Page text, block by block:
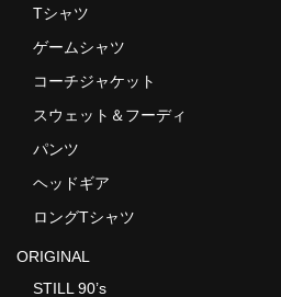
Tシャツ
ゲームシャツ
コーチジャケット
スウェット＆フーディ
パンツ
ヘッドギア
ロングTシャツ
ORIGINAL
STILL 90’s